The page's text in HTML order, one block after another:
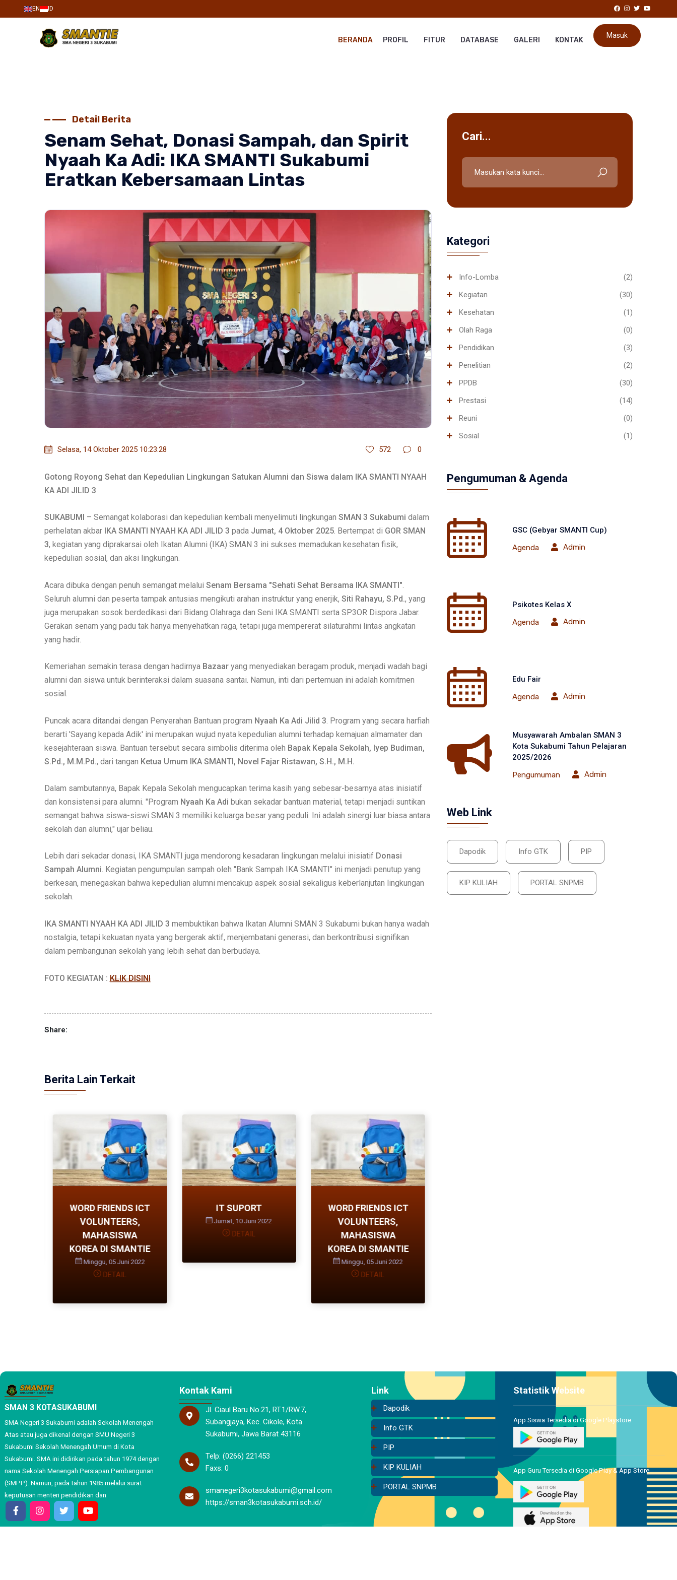
EN ID
Masuk
BERANDA PROFIL FITUR DATABASE GALERI KONTAK
Detail Berita
Senam Sehat, Donasi Sampah, dan Spirit
Nyaah Ka Adi: IKA SMANTI Sukabumi
Eratkan Kebersamaan Lintas
Selasa, 14 Oktober 2025 10:23:28 572 0
Gotong Royong Sehat dan Kepedulian Lingkungan Satukan Alumni dan Siswa dalam IKA SMANTI NYAAH
KA ADI JILID 3
SUKABUMI – Semangat kolaborasi dan kepedulian kembali menyelimuti lingkungan SMAN 3 Sukabumi dalam
perhelatan akbar IKA SMANTI NYAAH KA ADI JILID 3 pada Jumat, 4 Oktober 2025. Bertempat di GOR SMAN
3, kegiatan yang diprakarsai oleh Ikatan Alumni (IKA) SMAN 3 ini sukses memadukan kesehatan fisik,
kepedulian sosial, dan aksi lingkungan.
Acara dibuka dengan penuh semangat melalui Senam Bersama "Sehati Sehat Bersama IKA SMANTI"
Seluruh alumni dan peserta tampak antusias mengikuti arahan instruktur yang enerjik, Siti Rahayu, S.Pd., yang
juga merupakan sosok berdedikasi dari Bidang Olahraga dan Seni IKA SMANTI serta SP3OR Dispora Jabar.
Gerakan senam yang padu tak hanya menyehatkan raga, tetapi juga mempererat silaturahmi lintas angkatan
yang hadir.
Kemeriahan semakin terasa dengan hadirnya Bazaaryang menyediakan beragam produk, menjadi wadah bagi
alumni dan siswa untuk berinteraksi dalam suasana santai. Namun, inti dari pertemuan ini adalah komitmen
sosial.
Puncak acara ditandai dengan Penyerahan Bantuan program Nyaah Ka Adi Jilid 3 . Program yang secara harfiah
berarti 'Sayang kepada Adik' ini merupakan wujud nyata kepedulian alumni terhadap kemajuan almamater dan
kesejahteraan siswa. Bantuan tersebut secara simbolis diterima oleh Bapak Kepala Sekolah, Iyep Budiman,
S.Pd., M.M.Pd., dari tangan Ketua Umum IKA SMANTI, Novel Fajar Ristawan, S.H., M.H.
Dalam sambutannya, Bapak Kepala Sekolah mengucapkan terima kasih yang sebesar-besarnya atas inisiatif
dan konsistensi para alumni. "Program Nyaah Ka Adi bukan sekadar bantuan material, tetapi menjadi suntikan
semangat bahwa siswa-siswi SMAN 3 memiliki keluarga besar yang peduli. Ini adalah sinergi luar biasa antara
sekolah dan alumni," ujar beliau.
Lebih dari sekadar donasi, IKA SMANTI juga mendorong kesadaran lingkungan melalui inisiatif Donasi
Sampah Alumni. Kegiatan pengumpulan sampah oleh "Bank Sampah IKA SMANTI" ini menjadi penutup yang
berkesan, menegaskan bahwa kepedulian alumni mencakup aspek sosial sekaligus keberlanjutan lingkungan
sekolah.
IKA SMANTI NYAAH KA ADI JILID 3 membuktikan bahwa Ikatan Alumni SMAN 3 Sukabumi bukan hanya wadah
nostalgia, tetapi kekuatan nyata yang bergerak aktif, menjembatani generasi, dan berkontribusi signifikan
dalam pembangunan sekolah yang lebih sehat dan berbudaya.
FOTO KEGIATAN : KLIK DISINI
Share:
Berita Lain Terkait
WORD FRIENDS ICT
VOLUNTEERS,
MAHASISWA
KOREA DI SMANTIE
Minggu, 05 Juni 2022
DETAIL
IT SUPORT
Jumat, 10 Juni 2022
DETAIL
WORD FRIENDS ICT
VOLUNTEERS,
MAHASISWA
KOREA DI SMANTIE
Minggu, 05 Juni 2022
DETAIL
Cari...
Kategori
Info-Lomba
(2)
Kegiatan
(30)
Kesehatan
(1)
Olah Raga
(0)
Pendidikan
(3)
Penelitian
(2)
PPDB
(30)
Prestasi
(14)
Reuni
(0)
Sosial
(1)
Pengumuman & Agenda
GSC (Gebyar SMANTI Cup)
Agenda
Admin
Psikotes Kelas X
Agenda
Admin
Edu Fair
Agenda
Admin
Musyawarah Ambalan SMAN 3
Kota Sukabumi Tahun Pelajaran
2025/2026
Pengumuman
Admin
Web Link
Dapodik Info GTK PIP
KIP KULIAH PORTAL SNPMB
SMAN 3 KOTASUKABUMI
SMA Negeri 3 Sukabumi adalah Sekolah Menengah
Atas atau juga dikenal dengan SMU Negeri 3
Sukabumi Sekolah Menengah Umum di Kota
Sukabumi. SMA ini didirikan pada tahun 1974 dengan
nama Sekolah Menengah Persiapan Pembangunan
(SMPP). Namun, pada tahun 1985 melalui surat
keputusan menteri pendidikan dan
Kontak Kami
Jl. Ciaul Baru No.21, RT.1/RW.7,
Subangjaya, Kec. Cikole, Kota
Sukabumi, Jawa Barat 43116
Telp: (0266) 221453
Faxs: 0
smanegeri3kotasukabumi@gmail.com
https://sman3kotasukabumi.sch.id/
Link
Dapodik
Info GTK
PIP
KIP KULIAH
PORTAL SNPMB
Statistik Website
App Siswa Tersedia di Google Playstore
App Guru Tersedia di Google Play & App Store